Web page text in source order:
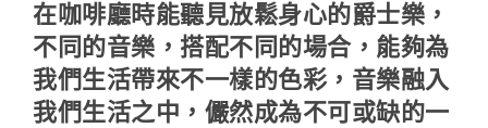
在咖啡廳時能聽見放鬆身心的爵士樂，
不同的音樂，搭配不同的場合，能夠為
我們生活帶來不一樣的色彩，音樂融入
我們生活之中，儼然成為不可或缺的一